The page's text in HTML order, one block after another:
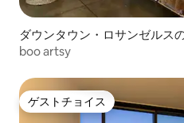
ダウンタウン・ロサンゼルス
ート
boo artsy
ゲストチョイス
ゲストチョイス